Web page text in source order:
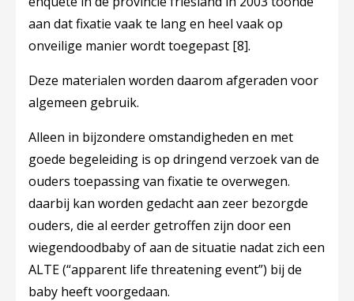
aan dat fixatie vaak te lang en heel vaak op
onveilige manier wordt toegepast [8].
Deze materialen worden daarom afgeraden voor
algemeen gebruik.
Alleen in bijzondere omstandigheden en met
goede begeleiding is op dringend verzoek van de
ouders toepassing van fixatie te overwegen.
daarbij kan worden gedacht aan zeer bezorgde
ouders, die al eerder getroffen zijn door een
wiegendoodbaby of aan de situatie nadat zich een
ALTE (“apparent life threatening event”) bij de
baby heeft voorgedaan.